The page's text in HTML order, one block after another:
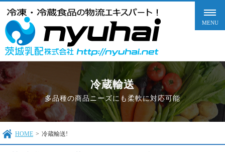
冷蔵輸送
多品種の商品ニーズにも柔軟に対応可能
HOME > 冷蔵輸送!